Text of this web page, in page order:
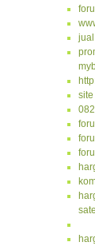
site